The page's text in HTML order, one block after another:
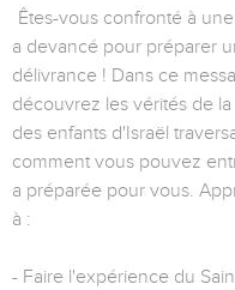
Êtes-vous confronté à
a devancé pour préparer
délivrance ! Dans ce
découvrez les vérités de
des enfants d'Israël
comment vous pouvez
a préparée pour vous.
à :
- Faire l'expérience du